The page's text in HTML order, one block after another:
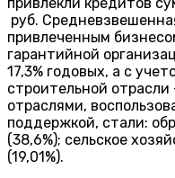
руб.
привлеченным
гарантийной
17,3% годовых, а с
строительной
отраслями,
поддержкой, стали:
(38,6%); сельское
(19,01%).